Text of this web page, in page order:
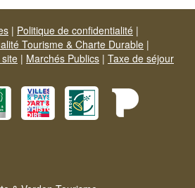
| Politique de confidentialité |
Tourisme & Charte Durable |
| Marchés Publics | Taxe de séjour